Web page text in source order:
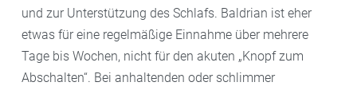
und zur Unterstützung des Schlafs. Baldrian ist eher
etwas für eine regelmäßige Einnahme über mehrere
Tage bis Wochen, nicht für den akuten „Knopf zum
Abschalten“. Bei anhaltenden oder schlimmer